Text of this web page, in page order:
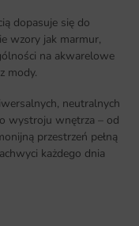
dopasuje się do
wzory jak marmur,
na akwarelowe
mody.
neutralnych
wystroju wnętrza – od
przestrzeń pełną
każdego dnia